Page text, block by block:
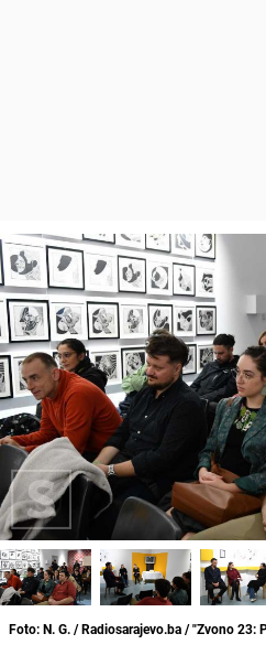
Foto: N. G. / Radiosarajevo.ba / "Zvono 23: